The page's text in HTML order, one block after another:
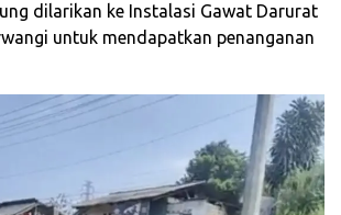
dilarikan ke Instalasi Gawat Darurat
untuk mendapatkan penanganan